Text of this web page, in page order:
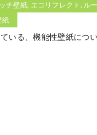
チ壁紙, エコリフレクト , ル
紙
いる、機能性壁紙につ